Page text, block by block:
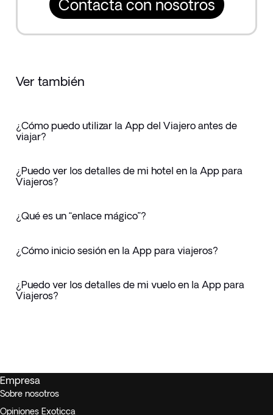
Contacta con nosotros
Ver también
¿Cómo puedo utilizar la App del Viajero antes de
viajar?
¿Puedo ver los detalles de mi hotel en la App para
Viajeros?
¿Qué es un “enlace mágico”?
¿Cómo inicio sesión en la App para viajeros?
¿Puedo ver los detalles de mi vuelo en la App para
Viajeros?